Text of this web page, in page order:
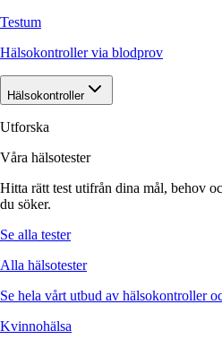
Testum
Hälsokontroller via blodprov
Hälsokontroller
Utforska
Våra hälsotester
Hitta rätt test utifrån dina mål, behov
du söker.
Se alla tester
Alla hälsotester
Se hela vårt utbud av hälsokontroller
Kvinnohälsa